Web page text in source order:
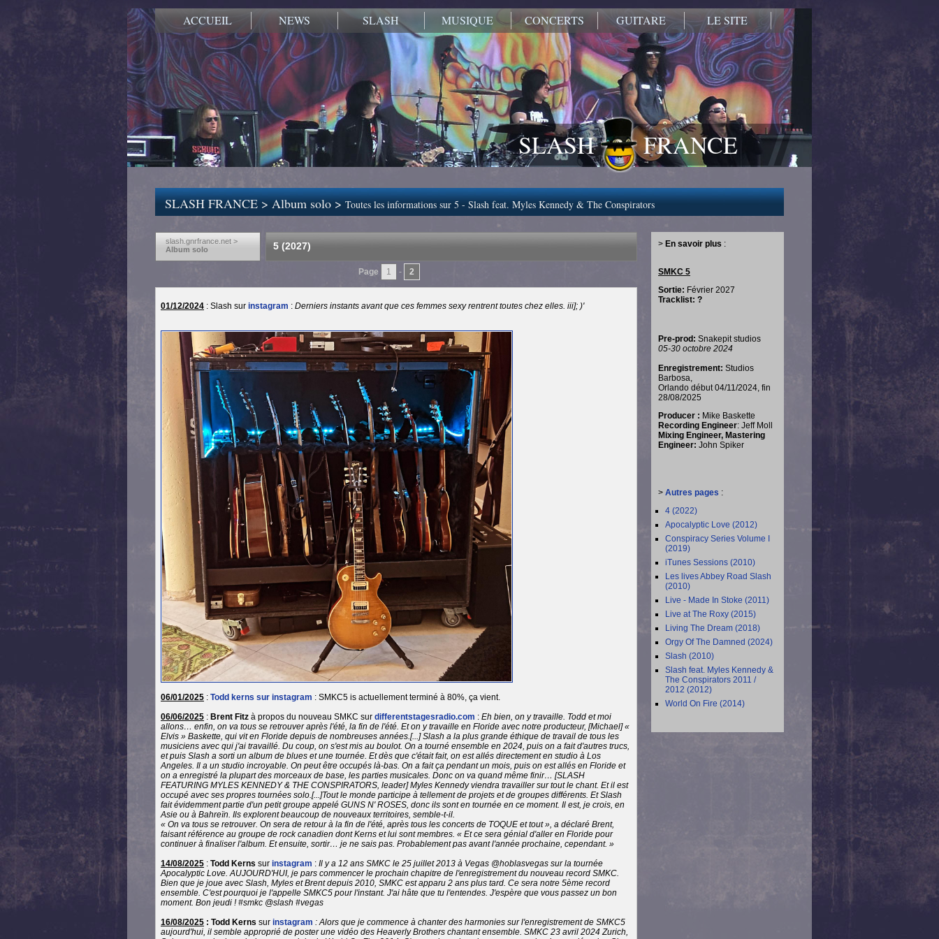
ACCUEIL NEWS SLASH MUSIQUE CONCERTS GUITARE LE SITE
SLASH FRANCE
SLASH FRANCE>Album solo>Toutes les informations sur 5 - Slash feat. Myles Kennedy & The Conspirators
slash.gnrfrance.net >
Album solo
5 (2027)
Page 1 - 2
01/12/2024 : Slash sur instagram : Derniers instants avant que ces femmes sexy rentrent toutes chez elles. iii]; )'
06/01/2025 : Todd kerns sur instagram : SMKC5 is actuellement terminé à 80%, ça vient.
06/06/2025 : Brent Fitz à propos du nouveau SMKC sur differentstagesradio.com : Eh bien, on y travaille. Todd et moi
allons… enfin, on va tous se retrouver après l'été, la fin de l'été. Et on y travaille en Floride avec notre producteur, [Michael] «
Elvis » Baskette, qui vit en Floride depuis de nombreuses années.[...] Slash a la plus grande éthique de travail de tous les
musiciens avec qui j'ai travaillé. Du coup, on s'est mis au boulot. On a tourné ensemble en 2024, puis on a fait d'autres trucs,
et puis Slash a sorti un album de blues et une tournée. Et dès que c'était fait, on est allés directement en studio à Los
Angeles. Il a un studio incroyable. On peut être occupés là-bas. On a fait ça pendant un mois, puis on est allés en Floride et
on a enregistré la plupart des morceaux de base, les parties musicales. Donc on va quand même finir… [SLASH
FEATURING MYLES KENNEDY & THE CONSPIRATORS, leader] Myles Kennedy viendra travailler sur tout le chant. Et il est
occupé avec ses propres tournées solo.[...]Tout le monde participe à tellement de projets et de groupes différents. Et Slash
fait évidemment partie d'un petit groupe appelé GUNS N' ROSES, donc ils sont en tournée en ce moment. Il est, je crois, en
Asie ou à Bahreïn. Ils explorent beaucoup de nouveaux territoires, semble-t-il.
« On va tous se retrouver. On sera de retour à la fin de l'été, après tous les concerts de TOQUE et tout », a déclaré Brent,
faisant référence au groupe de rock canadien dont Kerns et lui sont membres. « Et ce sera génial d'aller en Floride pour
continuer à finaliser l'album. Et ensuite, sortir… je ne sais pas. Probablement pas avant l'année prochaine, cependant. »
14/08/2025 : Todd Kerns sur instagram : Il y a 12 ans SMKC le 25 juillet 2013 à Vegas @hoblasvegas sur la tournée
Apocalyptic Love. AUJOURD'HUI, je pars commencer le prochain chapitre de l'enregistrement du nouveau record SMKC.
Bien que je joue avec Slash, Myles et Brent depuis 2010, SMKC est apparu 2 ans plus tard. Ce sera notre 5ème record
ensemble. C'est pourquoi je l'appelle SMKC5 pour l'instant. J'ai hâte que tu l'entendes. J'espère que vous passez un bon
moment. Bon jeudi ! #smkc @slash #vegas
16/08/2025 : Todd Kerns sur instagram :Alors que je commence à chanter des harmonies sur l'enregistrement de SMKC5
aujourd'hui, il semble approprié de poster une vidéo des Heaverly Brothers chantant ensemble. SMKC 23 avril 2024 Zurich,
> En savoir plus :
SMKC 5
Sortie: Février 2027
Tracklist: ?
Pre-prod: Snakepit studios
05-30 octobre 2024
Enregistrement: Studios
Barbosa,
Orlando début 04/11/2024, fin
28/08/2025
Producer : Mike Baskette
Recording Engineer: Jeff Moll
Mixing Engineer, Mastering
Engineer: John Spiker
> Autres pages :
4 (2022)
Apocalyptic Love (2012)
Conspiracy Series Volume I
(2019)
iTunes Sessions (2010)
Les lives Abbey Road Slash
(2010)
Live - Made In Stoke (2011)
Live at The Roxy (2015)
Living The Dream (2018)
Orgy Of The Damned (2024)
Slash (2010)
Slash feat. Myles Kennedy &
The Conspirators 2011 /
2012 (2012)
World On Fire (2014)